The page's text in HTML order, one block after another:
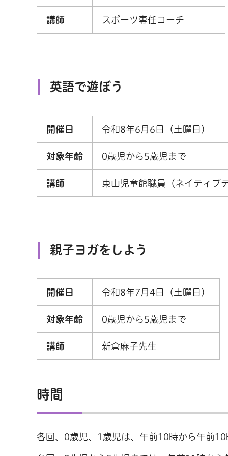
講師 スポーツ専任コーチ
英語で遊ぼう
開催日 令和8年6月6日（土曜日）
対象年齢 0歳児から5歳児まで
講師 東山児童館職員（ネイティブ
親子ヨガをしよう
開催日 令和8年7月4日（土曜日）
対象年齢 0歳児から5歳児まで
講師 新倉麻子先生
時間
各回、0歳児、1歳児は、午前10時から午前